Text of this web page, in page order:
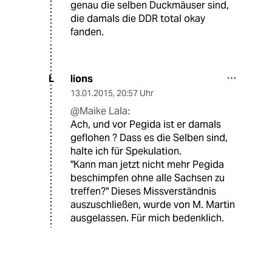
genau die selben Duckmäuser sind,
die damals die DDR total okay
fanden.
L lions
13.01.2015, 20:57 Uhr
@Maike Lala:
Ach, und vor Pegida ist er damals
geflohen ? Dass es die Selben sind,
halte ich für Spekulation.
"Kann man jetzt nicht mehr Pegida
beschimpfen ohne alle Sachsen zu
treffen?" Dieses Missverständnis
auszuschließen, wurde von M. Martin
ausgelassen. Für mich bedenklich.